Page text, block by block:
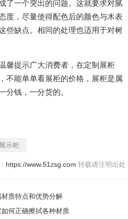
了一个突出的问题。这就要求对腻
度，尽量使得配色后的颜色与木表
些缺点。相同的处理也适用于对树
提示广大消费者，在定制展柜
不能单单看展柜的价格，展柜是属
分钱，一分货的。
展示柜
https://www.51zsg.com 转载请注明出处
材质特点和优势分解
何正确擦拭各种材质